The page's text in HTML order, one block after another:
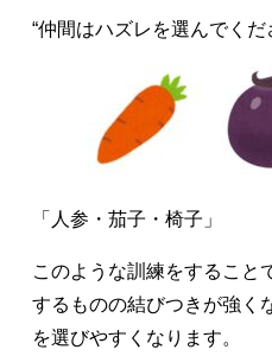
“仲間はハズレを選んでくだ
「人参・茄子・椅子」
このような訓練をすること
するものの結びつきが強く
を選びやすくなります。